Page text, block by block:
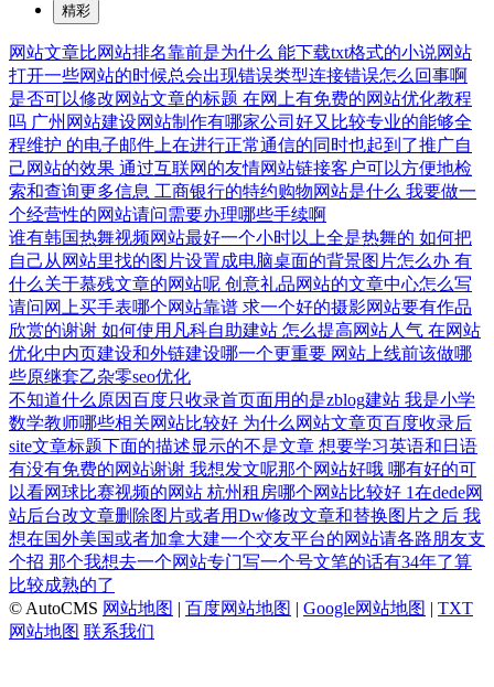
精彩
网站文章比网站排名靠前是为什么 能下载txt格式的小说网站
打开一些网站的时候总会出现错误类型连接错误怎么回事啊
是否可以修改网站文章的标题 在网上有免费的网站优化教程
吗 广州网站建设网站制作有哪家公司好又比较专业的能够全
程维护 的电子邮件上在进行正常通信的同时也起到了推广自
己网站的效果 通过互联网的友情网站链接客户可以方便地检
索和查询更多信息 工商银行的特约购物网站是什么 我要做一
个经营性的网站请问需要办理哪些手续啊
谁有韩国热舞视频网站最好一个小时以上全是热舞的 如何把
自己从网站里找的图片设置成电脑桌面的背景图片怎么办 有
什么关于慕残文章的网站呢 创意礼品网站的文章中心怎么写
请问网上买手表哪个网站靠谱 求一个好的摄影网站要有作品
欣赏的谢谢 如何使用凡科自助建站 怎么提高网站人气 在网站
优化中内页建设和外链建设哪一个更重要 网站上线前该做哪
些原继套乙杂零seo优化
不知道什么原因百度只收录首页面用的是zblog建站 我是小学
数学教师哪些相关网站比较好 为什么网站文章页百度收录后
site文章标题下面的描述显示的不是文章 想要学习英语和日语
有没有免费的网站谢谢 我想发文呢那个网站好哦 哪有好的可
以看网球比赛视频的网站 杭州租房哪个网站比较好 1在dede网
站后台改文章删除图片或者用Dw修改文章和替换图片之后 我
想在国外美国或者加拿大建一个交友平台的网站请各路朋友支
个招 那个我想去一个网站专门写一个号文笔的话有34年了算
比较成熟的了
© AutoCMS 网站地图 | 百度网站地图 | Google网站地图 | TXT
网站地图 联系我们